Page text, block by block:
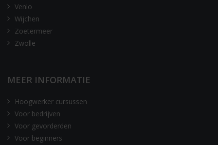
Venlo
Wijchen
Zoetermeer
Zwolle
MEER INFORMATIE
Hoogwerker cursussen
Voor bedrijven
Voor gevorderden
Voor beginners